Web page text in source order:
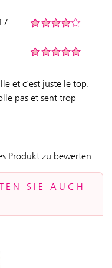
et c'est juste le top.
pas et sent trop
Produkt zu bewerten.
SIE AUCH